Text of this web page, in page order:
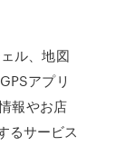
ル、地図
アプリ
報やお店
るサービス